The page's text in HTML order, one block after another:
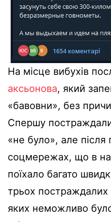
На місце вибухів
аксьонова, який
«бавовни», без
Спершу
«не було», але після
соцмережах, що в
поїхало багато
трьох постраждалих
яких неможливо